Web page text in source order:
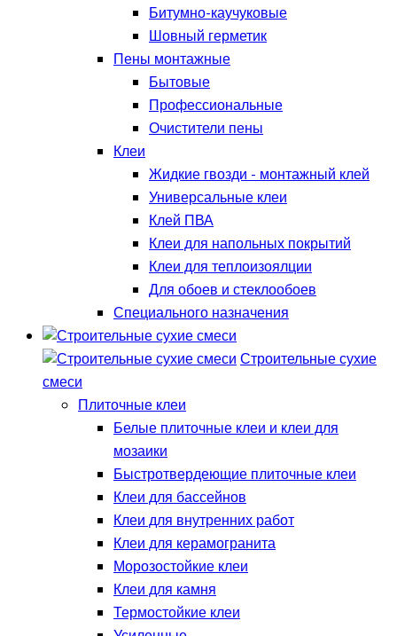
Битумно-каучуковые
Шовный герметик
Пены монтажные
Бытовые
Профессиональные
Очистители пены
Клеи
Жидкие гвозди - монтажный клей
Универсальные клеи
Клей ПВА
Клеи для напольных покрытий
Клеи для теплоизоялции
Для обоев и стеклообоев
Специального назначения
Строительные сухие
смеси
Плиточные клеи
Белые плиточные клеи и клеи для
мозаики
Быстротвердеющие плиточные клеи
Клеи для бассейнов
Клеи для внутренних работ
Клеи для керамогранита
Морозостойкие клеи
Клеи для камня
Термостойкие клеи